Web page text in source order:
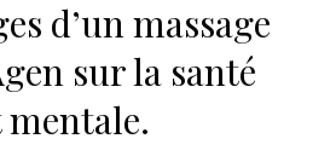
d’un massage
sur la santé